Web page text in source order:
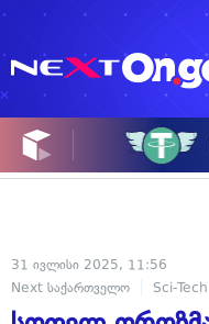
31 ივლისი 2025, 11:56
Next საქართველო
Sci-Tech